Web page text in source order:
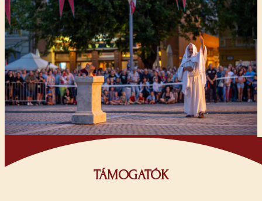
TÁMOGATÓK